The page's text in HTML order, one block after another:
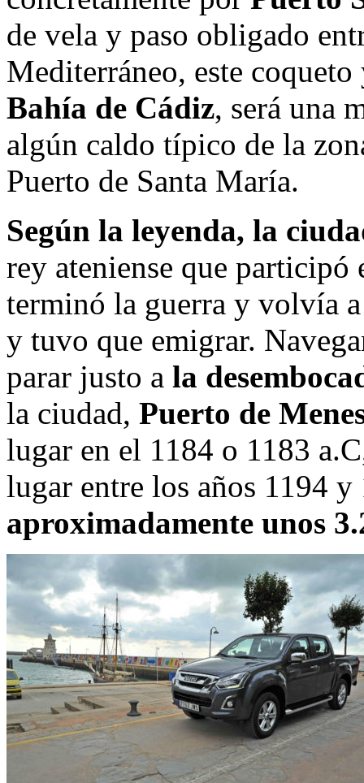
de vela y paso obligado
Mediterráneo, este
Bahía de Cádiz, será una
algún caldo típico de la
Puerto de Santa María.
Según la leyenda, la
rey ateniense que participó
terminó la guerra y volvía
y tuvo que emigrar.
parar justo a la
la ciudad, Puerto de
lugar en el 1184 o 1183
lugar entre los años 1194
aproximadamente unos